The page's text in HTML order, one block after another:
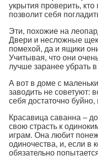
укрытия проверить,
позволит себя
Эти, похожие на
Двери и несложные
помехой, да и ящики
Учитывая, что они
лучше заранее убрать
А вот в доме с
заводить не советуют:
себя достаточно
Красавица саванна –
свою страсть к
играм. Она любит
одиночества, и, если в
обязательно